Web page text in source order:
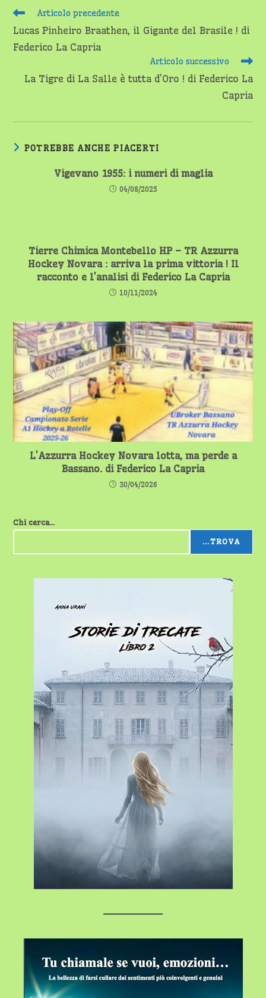
Leggi
articoli
Articolo precedente
Lucas Pinheiro Braathen, il Gigante del Brasile ! di
Federico La Capria
Articolo successivo
La Tigre di La Salle è tutta d’Oro ! di Federico La
Capria
POTREBBE ANCHE PIACERTI
Vigevano 1955: i numeri di maglia
04/08/2025
Tierre Chimica Montebello HP – TR Azzurra
Hockey Novara : arriva la prima vittoria ! Il
racconto e l’analisi di Federico La Capria
10/11/2024
L’Azzurra Hockey Novara lotta, ma perde a
Bassano. di Federico La Capria
30/04/2026
Chi cerca...
...TROVA